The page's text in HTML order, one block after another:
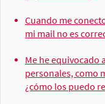
Cuando me
mi mail no es
Me he equivocado
personales, como
¿cómo los puedo